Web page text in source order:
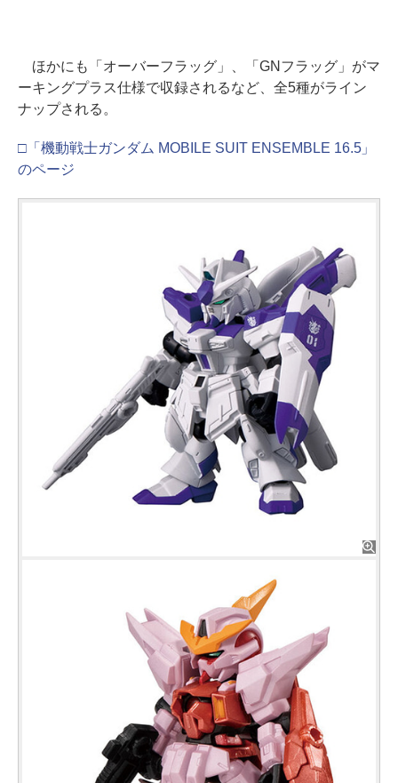
ほかにも「オーバーフラッグ」、「GNフラッグ」がマ
ーキングプラス仕様で収録されるなど、全5種がライン
ナップされる。
□「機動戦士ガンダム MOBILE SUIT ENSEMBLE 16.5」
のページ